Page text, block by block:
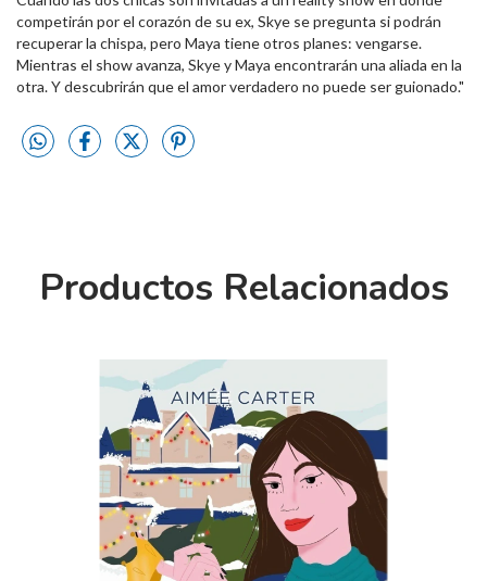
competirán por el corazón de su ex, Skye se pregunta si podrán
recuperar la chispa, pero Maya tiene otros planes: vengarse.
Mientras el show avanza, Skye y Maya encontrarán una aliada en la
otra. Y descubrirán que el amor verdadero no puede ser guionado."
Productos Relacionados